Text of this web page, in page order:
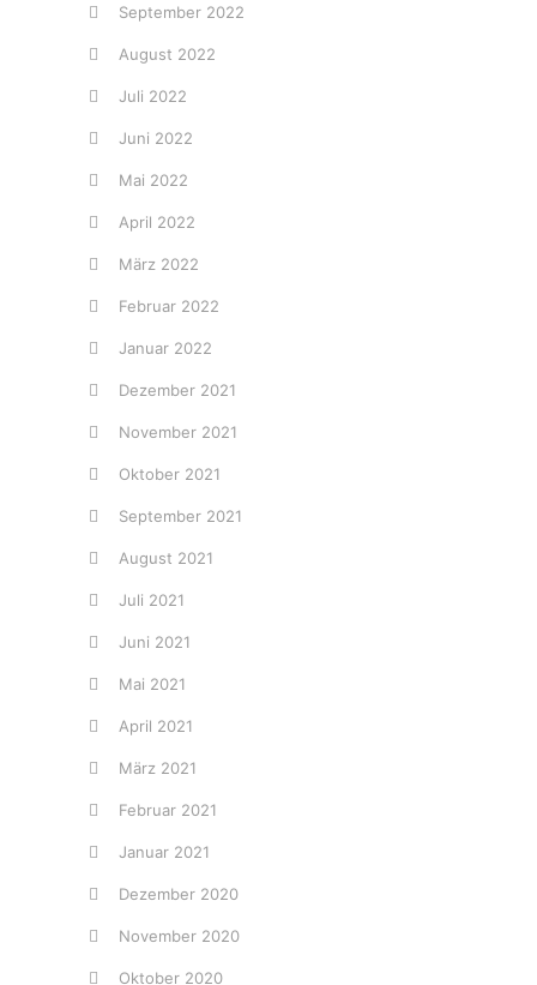
September 2022
August 2022
Juli 2022
Juni 2022
Mai 2022
April 2022
März 2022
Februar 2022
Januar 2022
Dezember 2021
November 2021
Oktober 2021
September 2021
August 2021
Juli 2021
Juni 2021
Mai 2021
April 2021
März 2021
Februar 2021
Januar 2021
Dezember 2020
November 2020
Oktober 2020